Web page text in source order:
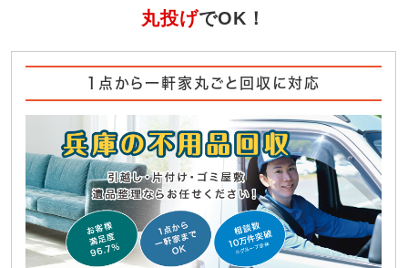
丸投げでOK！
1点から一軒家丸ごと回収に対応